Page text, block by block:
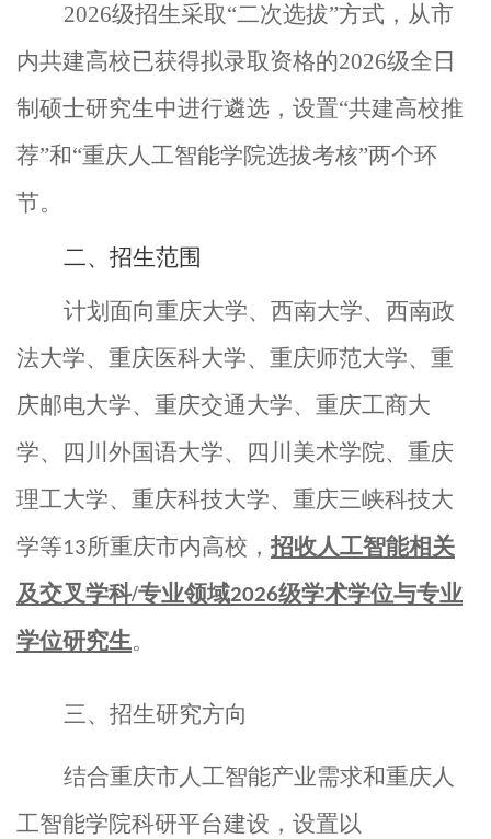
2026级招生采取“二次选拔”方式，从市
内共建高校已获得拟录取资格的2026级全日
制硕士研究生中进行遴选， 设置“共建高校推
荐”和“重庆人工智能学院选拔考核”两个环
节。
二、 招生范围
计划 面向重庆大学、西南大学、西南政
法大学、重庆医科大学、重庆师范大学、重
庆邮电大学、重庆交通大学、重庆工商大
学、四川外国语大学、四川美术学院、重庆
理工大学、重庆科技大学、重庆三峡科技大
学等13所重庆市内高校， 招收人工智能相关
及交叉学科/专业领域2026级学术学位与专业
学位研究生。
三、招生研究方向
结合重庆市人工智能产业需求和重庆人
工智能学院科研平台建设，设置以